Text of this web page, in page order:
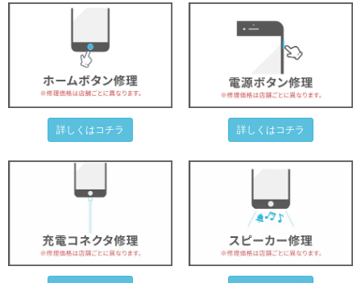
詳しくはコチラ 詳しくはコチラ